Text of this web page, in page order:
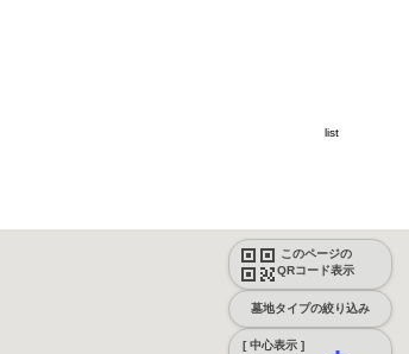
このページの
QRコード表示
墓地タイプの絞り込み
[ 中心表示 ]
list